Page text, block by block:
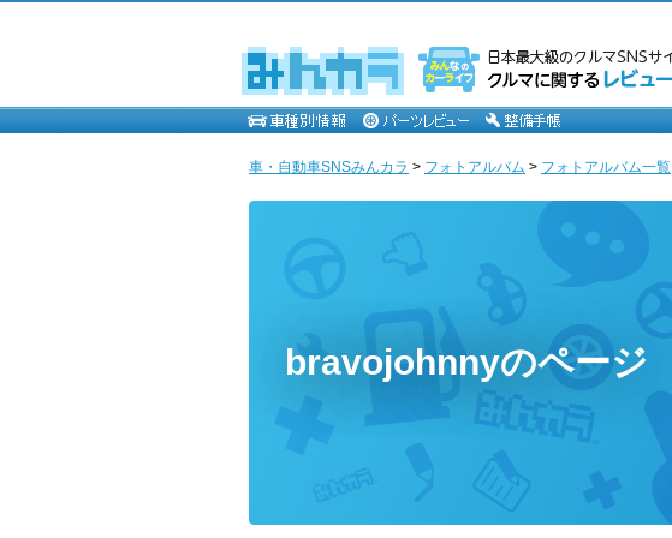
車・自動車SNSみんカラ > フォトアルバム > フォトアルバム一覧
bravojohnnyのページ